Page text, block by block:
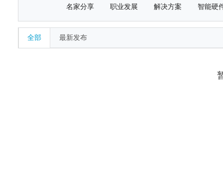
名家分享 职业发展 解决方案 智能硬
全部 最新发布